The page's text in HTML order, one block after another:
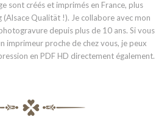
sont créés et imprimés en France, plus
(Alsace Qualität !). Je collabore avec mon
depuis plus de 10 ans. Si vous
imprimeur proche de chez vous, je peux
en PDF HD directement également.